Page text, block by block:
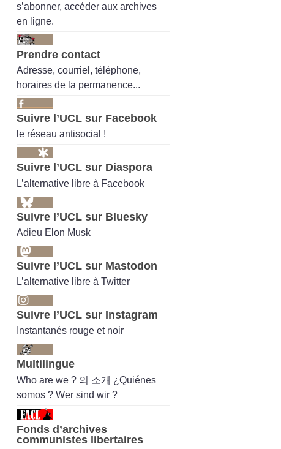
s’abonner, accéder aux archives
en ligne.
Prendre contact
Adresse, courriel, téléphone,
horaires de la permanence...
Suivre l’UCL sur Facebook
le réseau antisocial !
Suivre l’UCL sur Diaspora
L’alternative libre à Facebook
Suivre l’UCL sur Bluesky
Adieu Elon Musk
Suivre l’UCL sur Mastodon
L’alternative libre à Twitter
Suivre l’UCL sur Instagram
Instantanés rouge et noir
Multilingue
Who are we ? 의 소개 ¿Quiénes
somos ? Wer sind wir ?
Fonds d’archives
communistes libertaires